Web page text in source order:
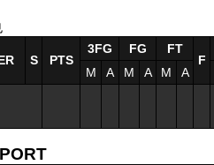
S PTS
3FG FG
FT
F
M
A M A M A